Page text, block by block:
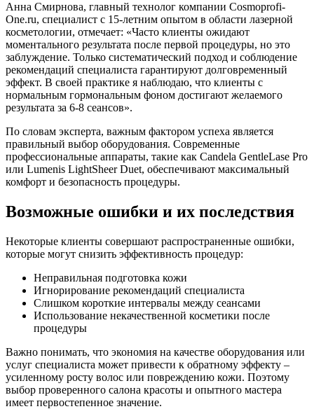
Анна Смирнова, главный технолог компании Cosmoprofi-
One.ru, специалист с 15-летним опытом в области лазерной
косметологии, отмечает: «Часто клиенты ожидают
моментального результата после первой процедуры, но это
заблуждение. Только систематический подход и соблюдение
рекомендаций специалиста гарантируют долговременный
эффект. В своей практике я наблюдаю, что клиенты с
нормальным гормональным фоном достигают желаемого
результата за 6-8 сеансов».
По словам эксперта, важным фактором успеха является
правильный выбор оборудования. Современные
профессиональные аппараты, такие как Candela GentleLase Pro
или Lumenis LightSheer Duet, обеспечивают максимальный
комфорт и безопасность процедуры.
Возможные ошибки и их последствия
Некоторые клиенты совершают распространенные ошибки,
которые могут снизить эффективность процедур:
Неправильная подготовка кожи
Игнорирование рекомендаций специалиста
Слишком короткие интервалы между сеансами
Использование некачественной косметики после
процедуры
Важно понимать, что экономия на качестве оборудования или
услуг специалиста может привести к обратному эффекту –
усиленному росту волос или повреждению кожи. Поэтому
выбор проверенного салона красоты и опытного мастера
имеет первостепенное значение.